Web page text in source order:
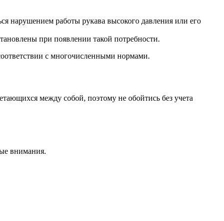
нарушением работы рукава высокого давления или его
при появлении такой потребности.
с многочисленными нормами.
между собой, поэтому не обойтись без учета
внимания.